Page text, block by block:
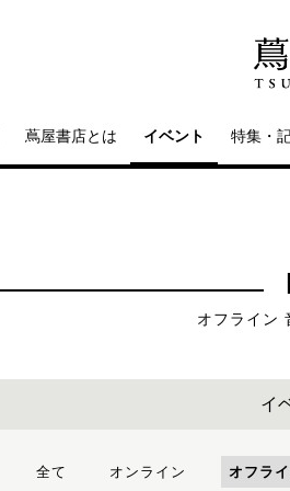
蔦屋書店とは イベント 特集・
オフライン
イ
全て オンライン オフラ